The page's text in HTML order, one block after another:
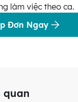
làm việc theo ca.
Đơn Ngay
quan